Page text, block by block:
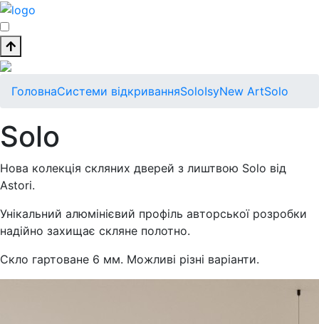
ГоловнаСистеми відкриванняSoloIsyNew ArtSolo
Solo
Нова колекція скляних дверей з лиштвою Solo від
Astori.
Унікальний алюмінієвий профіль авторської розробки
надійно захищає скляне полотно.
Скло гартоване 6 мм. Можливі різні варіанти.